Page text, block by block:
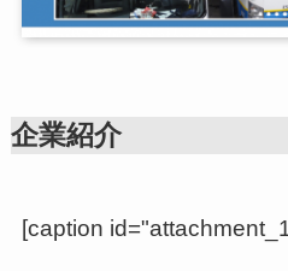
企業紹介
[caption